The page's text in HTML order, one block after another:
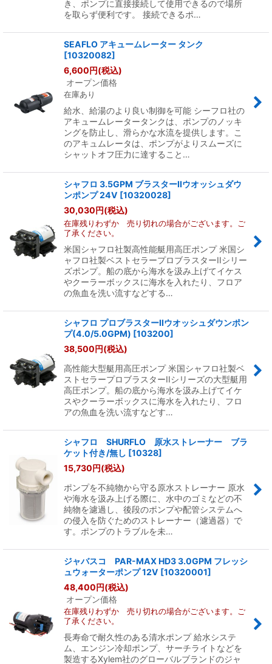
き、ポンプに直接接続して使用できるので場所
を取らず便利です。 接続できるポ…
SEAFLO アキュームレーター タンク
[10320082]
6,600円(税込)
オープン価格
在庫あり
給水、給湯のより良い制御を可能 シーフロ社の
アキュームレータータンクは、ポンプのノッキ
ングを防止し、滑らかな水流を提供します。こ
のアキュムレータは、ポンプがよりスムーズに
シャットオフ圧力に達すること…
シャフロ 3.5GPM ブラスターIIウオッシュダウ
ンポンプ 24V [10320028]
30,030円(税込)
在庫残りわずか 売り切れの場合がございます。ご
了承ください。
米国シャフロ社製高性能艇用高圧ポンプ 米国シ
ャフロ社製ベストセラープロブラスターIIシリー
ズポンプ。船の底から海水を汲み上げてイケス
やクーラーボックスに海水を入れたり、フロア
の魚血を洗い流すなどする…
シャフロ プロブラスターIIウオッシュダウンポン
プ(4.0/5.0GPM) [103200]
38,500円(税込)
高性能大型艇用高圧ポンプ 米国シャフロ社製ベ
ストセラープロブラスターIIシリーズの大型艇用
高圧ポンプ。船の底から海水を汲み上げてイケ
スやクーラーボックスに海水を入れたり、フロ
アの魚血を洗い流すなどす…
シャフロ SHURFLO 原水ストレーナー ブラ
ケット付き/無し [10328]
15,730円(税込)
ポンプを不純物から守る原水ストレーナー 原水
や海水を汲み上げる際に、水中のゴミなどの不
純物を濾過し、後段のポンプや配管システムへ
の侵入を防ぐためのストレーナー（濾過器）で
す。ポンプのトラブルを未…
ジャバスコ PAR-MAX HD3 3.0GPM フレッシ
ュウォーターポンプ 12V [10320001]
48,400円(税込)
オープン価格
在庫残りわずか 売り切れの場合がございます。ご
了承ください。
長寿命で耐久性のある清水ポンプ 給水システ
ム、エンジン冷却ポンプ、サーチライトなどを
製造するXylem社のグローバルブランドのジャ